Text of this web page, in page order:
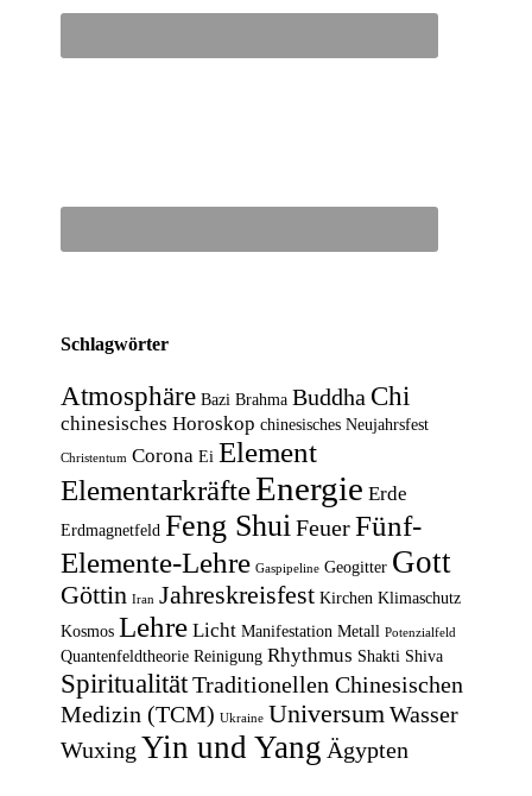
Schlagwörter
Atmosphäre Bazi Brahma Buddha Chi
chinesisches Horoskop chinesisches Neujahrsfest
Christentum Corona Ei Element
ElementarkräfteEnergie Erde
Erdmagnetfeld Feng Shui Feuer Fünf-
Elemente-Lehre Gaspipeline Geogitter Gott
Göttin Iran Jahreskreisfest Kirchen Klimaschutz
Kosmos Lehre Licht Manifestation Metall Potenzialfeld
Quantenfeldtheorie Reinigung Rhythmus Shakti Shiva
Spiritualität Traditionellen Chinesischen
Medizin (TCM) Ukraine Universum Wasser
Wuxing Yin und Yang Ägypten